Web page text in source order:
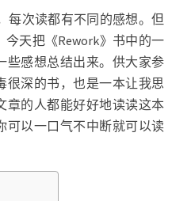
每次读都有不同的感想。但
天把《Rework》书中的一
些感想总结出来。供大家参
很深的书，也是一本让我思
章的人都能好好地读读这本
可以一口气不中断就可以读